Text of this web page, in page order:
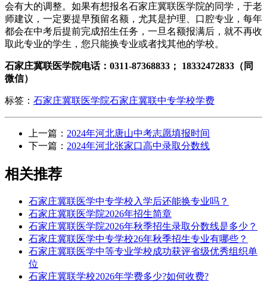
会有大的调整。如果有想报名石家庄冀联医学院的同学，于老
师建议，一定要提早预留名额，尤其是护理、口腔专业，每年
都会在中考后提前完成招生任务，一旦名额报满后，就不再收
取此专业的学生，您只能换专业或者找其他的学校。
石家庄冀联医学院电话：0311-87368833； 18332472833（同
微信）
标签： 石家庄冀联医学院石家庄冀联中专学校学费
上一篇： 2024年河北唐山中考志愿填报时间
下一篇： 2024年河北张家口高中录取分数线
相关推荐
石家庄冀联医学中专学校入学后还能换专业吗？
石家庄冀联医学院2026年招生简章
石家庄冀联医学院2026年秋季招生录取分数线是多少？
石家庄冀联医学中专学校26年秋季招生专业有哪些？
石家庄冀联医学中等专业学校成功获评省级优秀组织单
位
石家庄冀联学校2026年学费多少?如何收费?